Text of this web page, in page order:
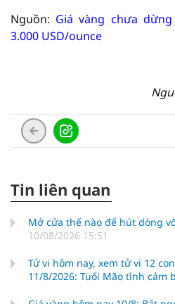
Nguồn: Giá vàng chưa
3.000 USD/ounce
Tin liên quan
Mở cửa thế nào để hút dòng
10/08/2026 15:51
Tử vi hôm nay, xem tử vi 12
11/8/2026: Tuổi Mão tình cảm